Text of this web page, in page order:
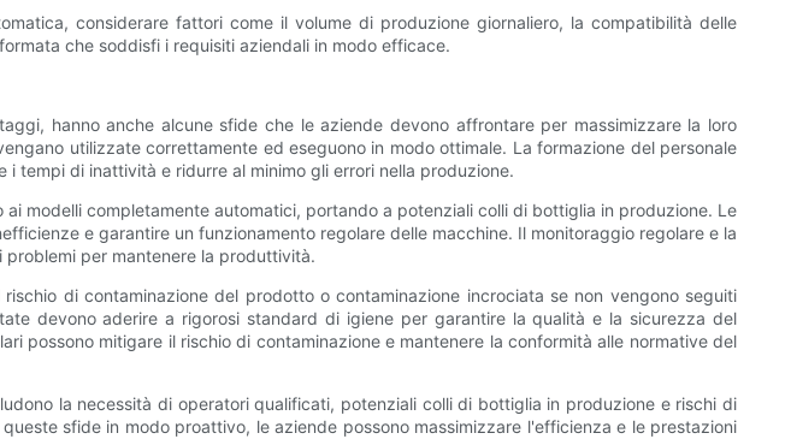
considerare fattori come il volume di produzione giornaliero, la compatibilità delle
che soddisfi i requisiti aziendali in modo efficace.
hanno anche alcune sfide che le aziende devono affrontare per massimizzare la loro
utilizzate correttamente ed eseguono in modo ottimale. La formazione del personale
tempi di inattività e ridurre al minimo gli errori nella produzione.
modelli completamente automatici, portando a potenziali colli di bottiglia in produzione. Le
e garantire un funzionamento regolare delle macchine. Il monitoraggio regolare e la
per mantenere la produttività.
di contaminazione del prodotto o contaminazione incrociata se non vengono seguiti
devono aderire a rigorosi standard di igiene per garantire la qualità e la sicurezza del
possono mitigare il rischio di contaminazione e mantenere la conformità alle normative del
la necessità di operatori qualificati, potenziali colli di bottiglia in produzione e rischi di
sfide in modo proattivo, le aziende possono massimizzare l'efficienza e le prestazioni